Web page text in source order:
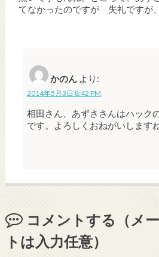
てなかったのですが 失礼ですが
かのん より:
2014年5月3日 8:42 PM
相田さん、あずささんはハック
です。よろしくおねがいします
コメントする（メ
トは入力任意）